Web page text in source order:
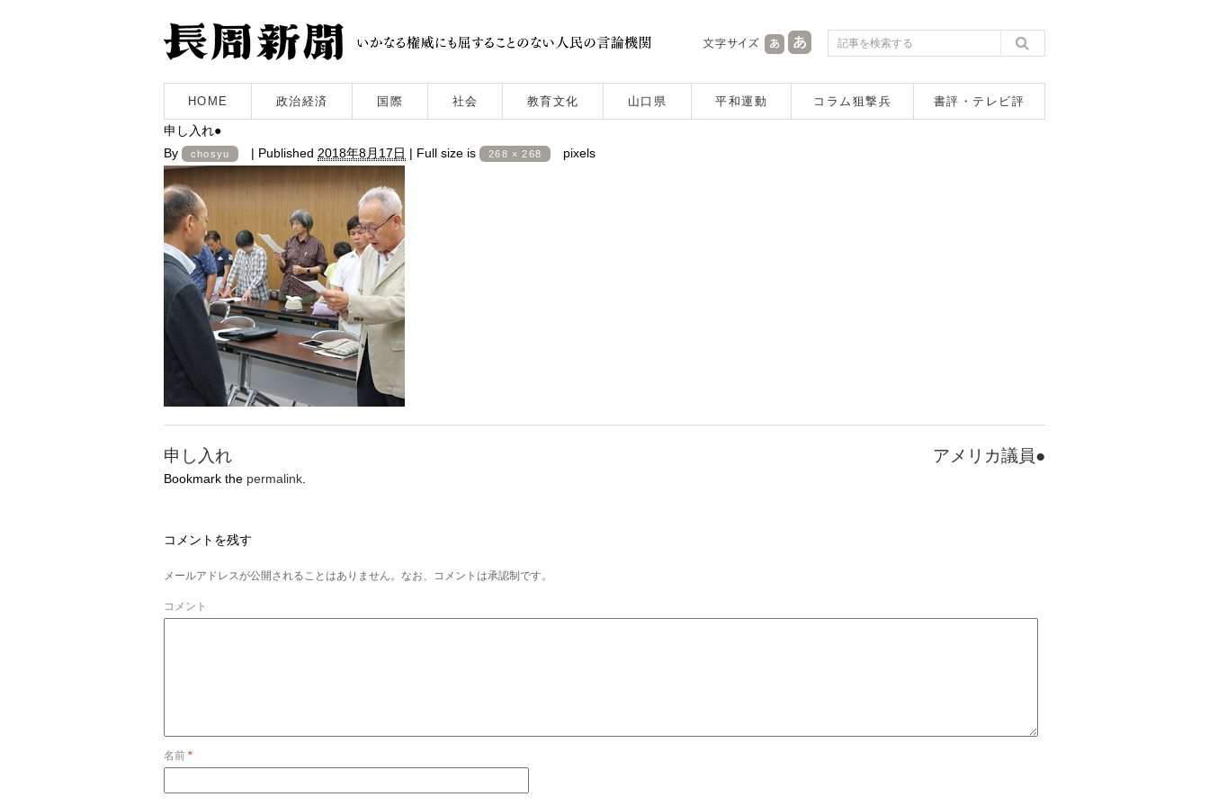
HOME 政治経済 国際 社会 教育文化 山口県 平和運動 コラム狙撃兵 書評・テレビ評
申し入れ●
By
chosyu | Published 2018年8月17日 | Full size is 268 × 268 pixels
申し入れ アメリカ議員●
Bookmark the permalink
コメントを残す
メールアドレスが公開されることはありません。なお、コメントは承認制です。
コメント
名前 *